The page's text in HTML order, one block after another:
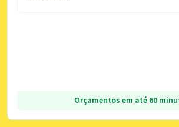
Orçamentos em até 60